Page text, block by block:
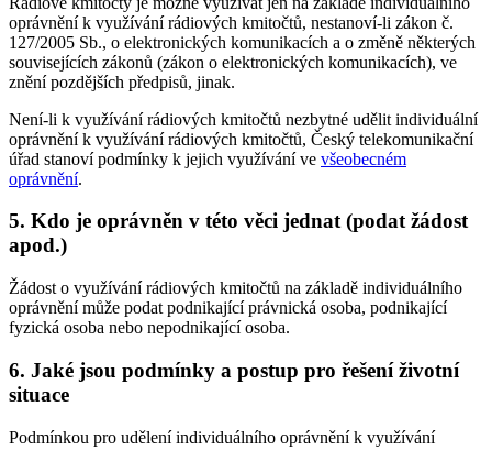
oprávnění k využívání rádiových kmitočtů, nestanoví-li zákon č.
127/2005 Sb., o elektronických komunikacích a o změně některých
souvisejících zákonů (zákon o elektronických komunikacích), ve
znění pozdějších předpisů, jinak.
Není-li k využívání rádiových kmitočtů nezbytné udělit individuální
oprávnění k využívání rádiových kmitočtů, Český telekomunikační
úřad stanoví podmínky k jejich využívání ve všeobecném
oprávnění.
5. Kdo je oprávněn v této věci jednat (podat žádost
apod.)
Žádost o využívání rádiových kmitočtů na základě individuálního
oprávnění může podat podnikající právnická osoba, podnikající
fyzická osoba nebo nepodnikající osoba.
6. Jaké jsou podmínky a postup pro řešení životní
situace
Podmínkou pro udělení individuálního oprávnění k využívání